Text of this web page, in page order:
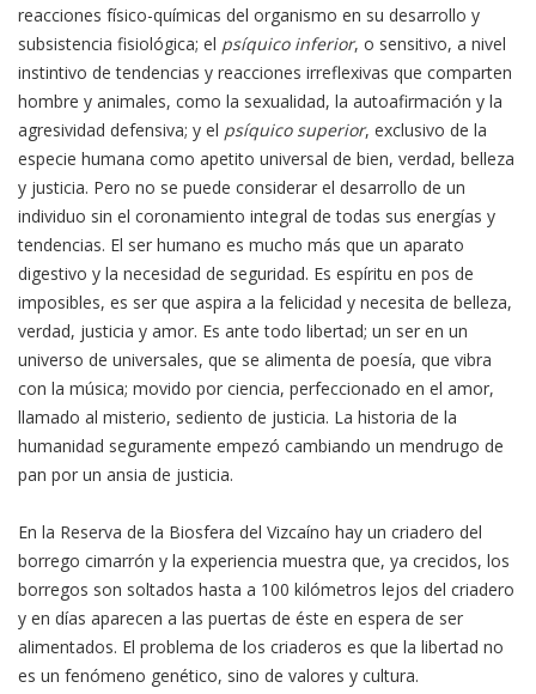
reacciones físico-químicas del organismo en su desarrollo y
subsistencia fisiológica; el psíquico inferior, o sensitivo, a nivel
instintivo de tendencias y reacciones irreflexivas que comparten
hombre y animales, como la sexualidad, la autoafirmación y la
agresividad defensiva; y el psíquico superior, exclusivo de la
especie humana como apetito universal de bien, verdad, belleza
y justicia. Pero no se puede considerar el desarrollo de un
individuo sin el coronamiento integral de todas sus energías y
tendencias. El ser humano es mucho más que un aparato
digestivo y la necesidad de seguridad. Es espíritu en pos de
imposibles, es ser que aspira a la felicidad y necesita de belleza,
verdad, justicia y amor. Es ante todo libertad; un ser en un
universo de universales, que se alimenta de poesía, que vibra
con la música; movido por ciencia, perfeccionado en el amor,
llamado al misterio, sediento de justicia. La historia de la
humanidad seguramente empezó cambiando un mendrugo de
pan por un ansia de justicia.
En la Reserva de la Biosfera del Vizcaíno hay un criadero del
borrego cimarrón y la experiencia muestra que, ya crecidos, los
borregos son soltados hasta a 100 kilómetros lejos del criadero
y en días aparecen a las puertas de éste en espera de ser
alimentados. El problema de los criaderos es que la libertad no
es un fenómeno genético, sino de valores y cultura.